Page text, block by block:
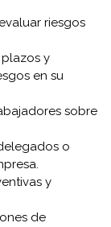
riesgos
y
en su
sobre
o
y
de